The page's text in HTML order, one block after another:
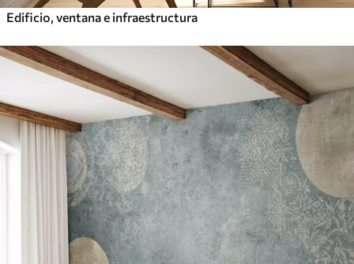
Edificio, ventana e infraestructura